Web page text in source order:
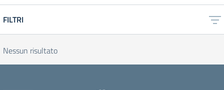
FILTRI
Nessun risultato